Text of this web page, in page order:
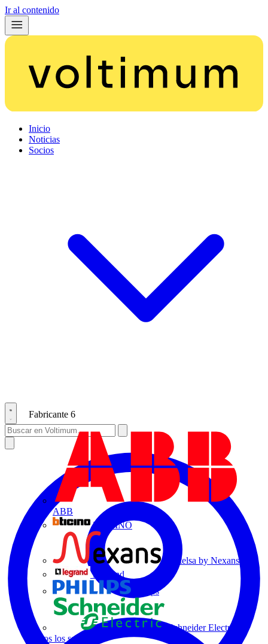
Ir al contenido
Inicio
Noticias
Socios
Fabricante 6
ABB
BTICINO
Centelsa by Nexans
Legrand
Philips
Schneider Electric
Todos los socios